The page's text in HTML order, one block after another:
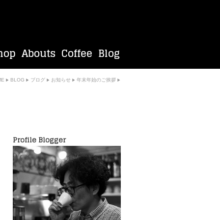
BLOG ブログ お知らせ 年末年始のご挨拶
Profile Blogger